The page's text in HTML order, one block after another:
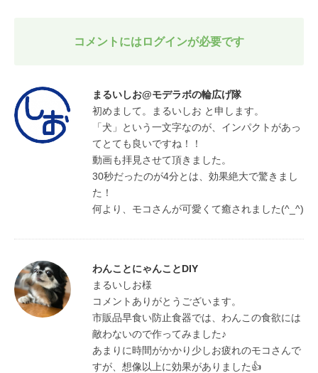
コメントにはログインが必要です
まるいしお@モデラボの輪広げ隊
初めまして。まるいしお と申します。
「犬」という一文字なのが、インパクトがあっ
てとても良いですね！！
動画も拝見させて頂きました。
30秒だったのが4分とは、効果絶大で驚きまし
た！
何より、モコさんが可愛くて癒されました(^_^)
わんことにゃんことDIY
まるいしお様
コメントありがとうございます。
市販品早食い防止食器では、わんこの食欲には
敵わないので作ってみました♪
あまりに時間がかかり少しお疲れのモコさんで
すが、想像以上に効果がありました👍